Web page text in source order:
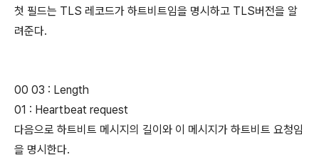
첫 필드는 TLS 레코드가 하트비트임을 명시하고 TLS버전을 알
려준다.
00 03 : Length
01 : Heartbeat request
다음으로 하트비트 메시지의 길이와 이 메시지가 하트비트 요청임
을 명시한다.